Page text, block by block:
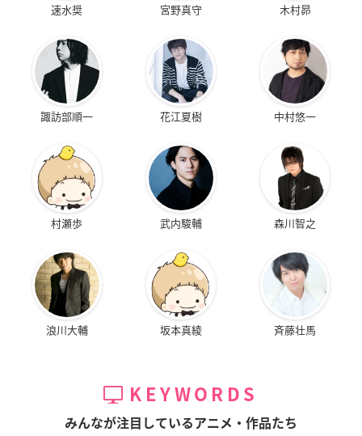
速水奨 宮野真守 木村昴
諏訪部順一 花江夏樹 中村悠一
村瀬歩 武内駿輔 森川智之
浪川大輔 坂本真綾 斉藤壮馬
KEYWORDS
みんなが注目しているアニメ・作品たち